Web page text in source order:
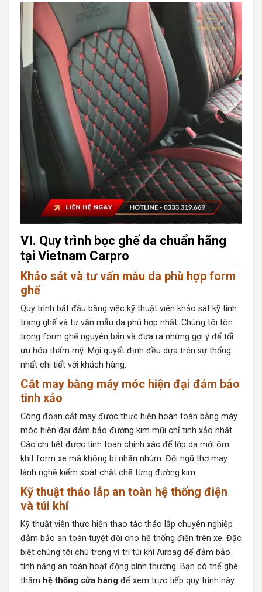
VI. Quy trình bọc ghế da chuẩn hãng
tại Vietnam Carpro
Khảo sát và tư vấn mẫu da phù hợp form
ghế
Quy trình bắt đầu bằng việc kỹ thuật viên khảo sát kỹ tình
trạng ghế và tư vấn mẫu da phù hợp nhất. Chúng tôi tôn
trọng form ghế nguyên bản và đưa ra những gợi ý để tối
ưu hóa thẩm mỹ. Mọi quyết định đều dựa trên sự thống
nhất chi tiết với khách hàng.
Cắt may bằng máy móc hiện đại đảm bảo
tinh xảo
Công đoạn cắt may được thực hiện hoàn toàn bằng máy
móc hiện đại đảm bảo đường kim mũi chỉ tinh xảo nhất.
Các chi tiết được tính toán chính xác để lớp da mới ôm
khít form xe mà không bị nhăn nhúm. Đội ngũ thợ may
lành nghề kiểm soát chặt chẽ từng đường kim.
Kỹ thuật tháo lắp an toàn hệ thống điện
và túi khí
Kỹ thuật viên thực hiện thao tác tháo lắp chuyên nghiệp
đảm bảo an toàn tuyệt đối cho hệ thống điện trên xe. Đặc
biệt chúng tôi chú trọng vị trí túi khí Airbag để đảm bảo
tính năng an toàn hoạt động bình thường. Bạn có thể ghé
thăm hệ thống cửa hàng để xem trực tiếp quy trình này.